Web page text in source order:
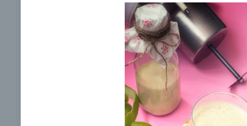
Brokolicová polievka s
cesnakom od LaPetit
Zobraziť